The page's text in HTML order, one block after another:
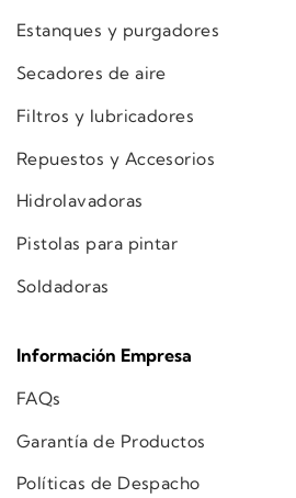
Estanques y purgadores
Secadores de aire
Filtros y lubricadores
Repuestos y Accesorios
Hidrolavadoras
Pistolas para pintar
Soldadoras
Información Empresa
FAQs
Garantía de Productos
Políticas de Despacho